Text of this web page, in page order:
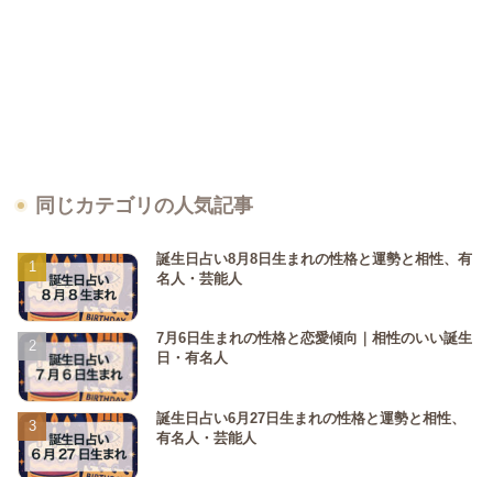
同じカテゴリの人気記事
誕生日占い8月8日生まれの性格と運勢と相性、有
名人・芸能人
7月6日生まれの性格と恋愛傾向｜相性のいい誕生
日・有名人
誕生日占い6月27日生まれの性格と運勢と相性、
有名人・芸能人